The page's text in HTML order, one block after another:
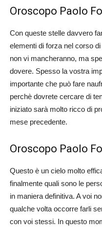
Oroscopo Paolo
Con queste stelle davvero
elementi di forza nel corso
non vi mancheranno, ma
dovere. Spesso la vostra
importante che può fare
perchè dovrete cercare di
iniziato sarà molto ricco di
mese precedente.
Oroscopo Paolo
Questo è un cielo molto
finalmente quali sono le
in maniera definitiva. A voi
qualche volta occorre farli
con voi stessi. In questo